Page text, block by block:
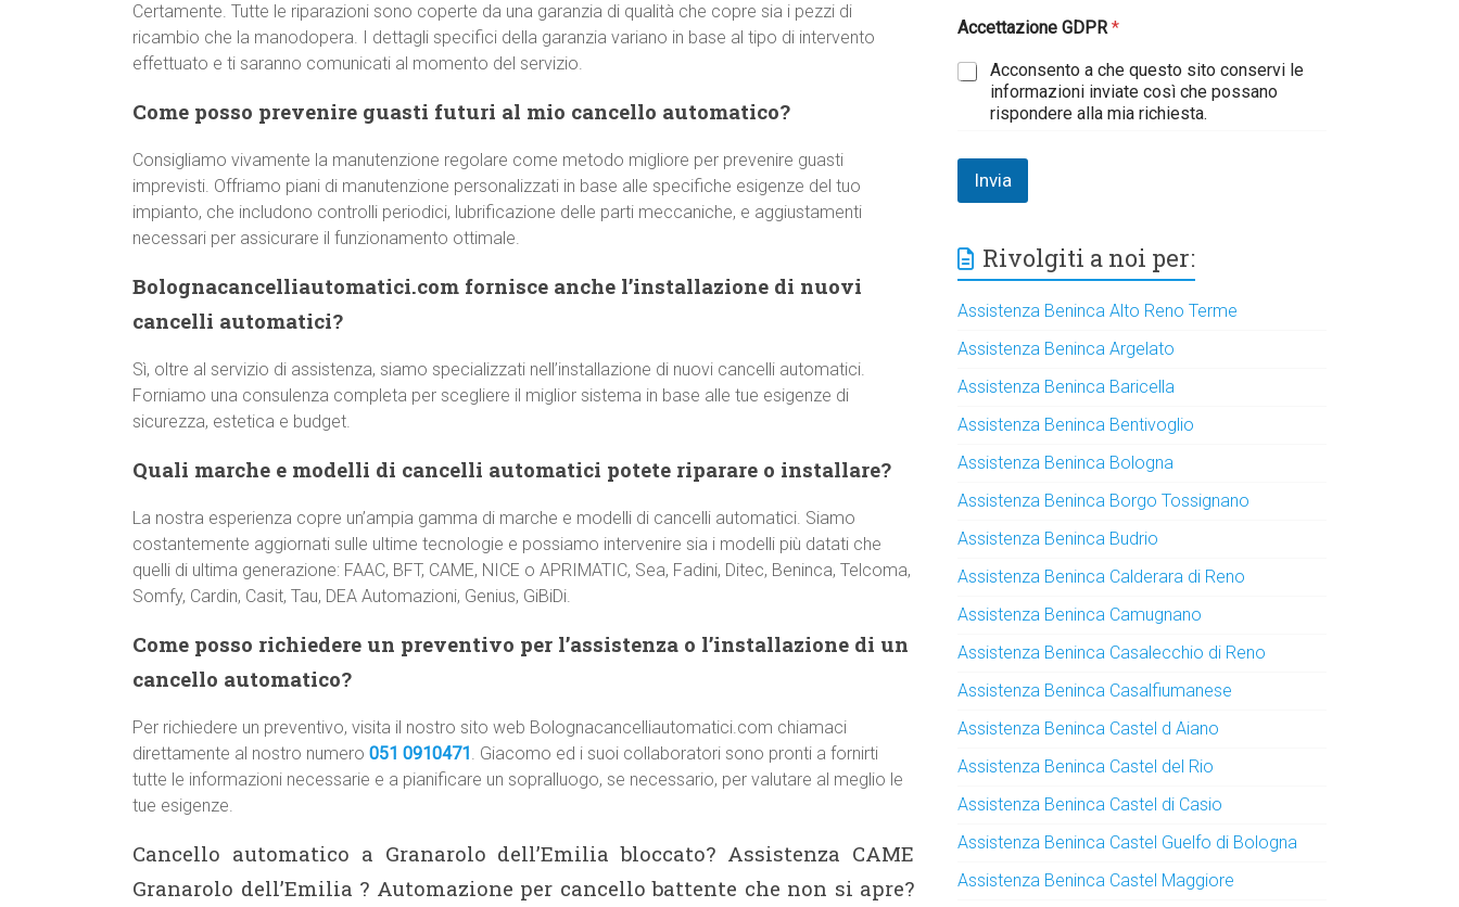
Certamente. Tutte le riparazioni sono coperte da una garanzia di qualità che copre sia i pezzi di
ricambio che la manodopera. I dettagli specifici della garanzia variano in base al tipo di intervento
effettuato e ti saranno comunicati al momento del servizio.
Come posso prevenire guasti futuri al mio cancello automatico?
Consigliamo vivamente la manutenzione regolare come metodo migliore per prevenire guasti
imprevisti. Offriamo piani di manutenzione personalizzati in base alle specifiche esigenze del tuo
impianto, che includono controlli periodici, lubrificazione delle parti meccaniche, e aggiustamenti
necessari per assicurare il funzionamento ottimale.
Bolognacancelliautomatici.com fornisce anche l’installazione di nuovi
cancelli automatici?
Sì, oltre al servizio di assistenza, siamo specializzati nell’installazione di nuovi cancelli automatici.
Forniamo una consulenza completa per scegliere il miglior sistema in base alle tue esigenze di
sicurezza, estetica e budget.
Quali marche e modelli di cancelli automatici potete riparare o installare?
La nostra esperienza copre un’ampia gamma di marche e modelli di cancelli automatici. Siamo
costantemente aggiornati sulle ultime tecnologie e possiamo intervenire sia i modelli più datati che
quelli di ultima generazione: FAAC, BFT, CAME, NICE o APRIMATIC, Sea, Fadini, Ditec, Beninca, Telcoma,
Somfy, Cardin, Casit, Tau, DEA Automazioni, Genius, GiBiDi.
Come posso richiedere un preventivo per l’assistenza o l’installazione di un
cancello automatico?
Per richiedere un preventivo, visita il nostro sito web Bolognacancelliautomatici.com chiamaci
direttamente al nostro numero 051 0910471 . Giacomo ed i suoi collaboratori sono pronti a fornirti
tutte le informazioni necessarie e a pianificare un sopralluogo, se necessario, per valutare al meglio le
tue esigenze.
Cancello automatico a Granarolo dell’Emilia bloccato? Assistenza CAME
Granarolo dell’Emilia ? Automazione per cancello battente che non si apre?
Accettazione GDPR*
Acconsento a che questo sito conservi le
informazioni inviate così che possano
rispondere alla mia richiesta.
Invia
Rivolgiti a noi per:
Assistenza Beninca Alto Reno Terme
Assistenza Beninca Argelato
Assistenza Beninca Baricella
Assistenza Beninca Bentivoglio
Assistenza Beninca Bologna
Assistenza Beninca Borgo Tossignano
Assistenza Beninca Budrio
Assistenza Beninca Calderara di Reno
Assistenza Beninca Camugnano
Assistenza Beninca Casalecchio di Reno
Assistenza Beninca Casalfiumanese
Assistenza Beninca Castel d Aiano
Assistenza Beninca Castel del Rio
Assistenza Beninca Castel di Casio
Assistenza Beninca Castel Guelfo di Bologna
Assistenza Beninca Castel Maggiore